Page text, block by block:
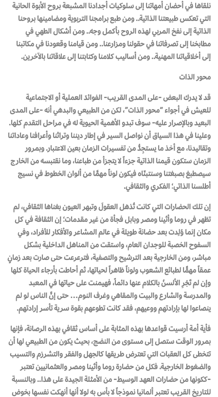
نلقاها في أحضان أمهاتنا إلى سلوكيات أجدادنا المشبعة بروح الأبوة الحانية
التي تعكس طبيعتنا الذاتية.. ومن طبع برامجنا التربوية ومضامينها بروحنا
الذاتية إلى نفخ المربي لهذه الروح بأكمل وجه.. ومن أشكال الطهي في
مطابخنا إلى تصرفاتنا في حقولنا ومزارعنا.. ومن قيامنا وقعودنا في مكاتبنا
إلى أخلاقياتنا المهنية.. ومن أساليب كلامنا وكتابتنا إلى علاقاتنا بالآخرين.
محور الذات
قد لا يدرك البعض -على المدى القريب- الفوائدَ العملية أو الاجتماعية
للعيش في أجواء “محور الذات”، لكن من الطبيعي والبدهي أنه -على المدى
البعيد وبالإصرار عليه- سوف تبدو الأهمية الحيوية له في مراحل التقدم كلها.
وعلينا في هذا السياق أن نواصل السير في إطار ديننا وتراثنا وأعرافنا وعاداتنا
وتقاليدنا، مع أخذ ما يستجِدُّ من تفسيرات الزمان بعين الاعتبار. وبمرور
الزمان ستكون قيمنا الذاتية جزءاً لا يتجزأ من طباعنا، وما نقتبسه من الخارج
سيصطبغ بصبغتنا وسنتبنّاه فيكون لوناً مهمَّا من ألوان الخطوط في نسيج
أطلسنا الذاتي؛ الفكري والثقافي.
إن تلك الحضارات التي كانت تُذهل العقولَ وتبهر العيون بغناها الثقافي، لم
تظهر في روما وأثينا ومصر وبابل فجأة من غير مقدمات؛ إن الثقافة في كل
مكان إنما وُلِدت بعد حضانة طويلة في عالم المشاعر والأفكار للأفراد، وفي
السفوح الخصبة للوجدان العام، واستقت من المناهل الداخلية بشكل
مباشر، ومن الخارجية بعد الترشيح والتصفية، فترعرعت حتى صارت بعد زمانٍ
عمقاً مهمًّا لطبائع الشعوب ولوناً ظاهراً لحياتها، ثم أحاطت بأرجاء الحياة كلها
وإن لم تَجْرِ الألسنُ بالكلام عنها دائماً، فهيمنت على حياتها في المعبد
والمدرسة والشارع والبيت والمقاهي وغرف النوم… حتى إنَّ الناس لو لم
ينصاعوا لها بإرادتهم ووعيهم، فقد كانت تطوعهم بقوة سرية تأسر إرادتهم.
فأية أمة أرسيت قواعدها بهذه المثابة على أساس ثقافي بهذه الرصانة، فإنها
بمرور الوقت ستصل إلى مستوى من النضج، بحيث يكون من الطبيعي لها أن
تتخطى كل العقبات التي تعترض طريقها كالجهل والفقر والتشرزم والتسيب
والضغوط الخارجية. فكل من حضارة روما وأثينا ومصر والعثمانيين تعتبر
-ككونها من حضارات العهد الوسيط- من الأمثلة الجيدة على هذا.. وبالنسبة
للتاريخ القريب تعتبر ألمانيا نموذجاً لا بأس به لولا أنها أنهكت نفسها بخوض